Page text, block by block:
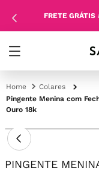
FRETE GRÁTIS
Colares
Pingente Menina com
Ouro 18k
PINGENTE